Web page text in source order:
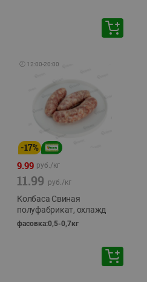
🕘 12:00-20:00
-17%
9.99 руб./кг
11.99 руб./кг
Колбаса Свиная
полуфабрикат, охлажд
фасовка:0,5-0,7кг